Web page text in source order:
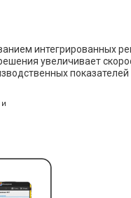
интегрированных
увеличивает
показателей